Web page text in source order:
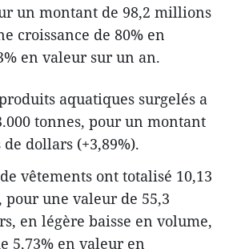
un montant de 98,2 millions
croissance de 80% en
en valeur sur un an.
aquatiques surgelés a
tonnes, pour un montant
dollars (+3,89%).
vêtements ont totalisé 10,13
une valeur de 55,3
en légère baisse en volume,
5,73% en valeur en